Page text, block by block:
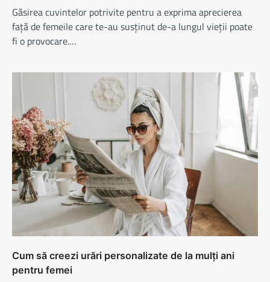
Găsirea cuvintelor potrivite pentru a exprima aprecierea
față de femeile care te-au susținut de-a lungul vieții poate
fi o provocare.…
Cum să creezi urări personalizate de la mulți ani
pentru femei